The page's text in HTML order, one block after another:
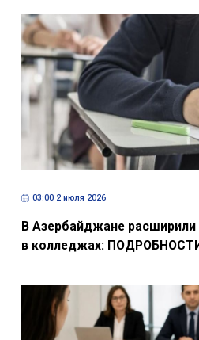
03:00 2 июля 2026
В Азербайджане расширили
в колледжах: